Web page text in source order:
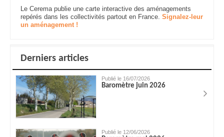
Le Cerema publie une carte interactive des aménagements
repérés dans les collectivités partout en France. Signalez-leur
un aménagement !
Derniers articles
Publié le 16/07/2026
Baromètre juin 2026
Publié le 12/06/2026